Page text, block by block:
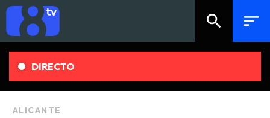
search sort
DIRECTO
ALICANTE